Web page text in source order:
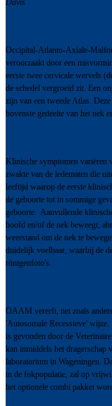
Davis
Occipital-Atlanto-Axiale-
veroorzaakt door een
eerste twee cervicale wervels
de schedel vergroeid zit. Een
zijn van een tweede Atlas.
bovenste gedeelte van het nek
Klinische symptomen variëren
zwakte van de ledematen die
leeftijd waarop de eerste
de geboorte tot in sommige
geboorte. Aanvullende
hoofd en/of de nek beweegt,
weerstand om de nek te
duidelijk voelbaar, waarbij de
röntgenfoto's.
OAAM vererft, net zoals
'Autosomale Recessieve'
is gevonden door de
kan inmiddels het dragerschap
laboratorium in Wageningen.
in de fokpopulatie, zal op
het optionele combi pakket